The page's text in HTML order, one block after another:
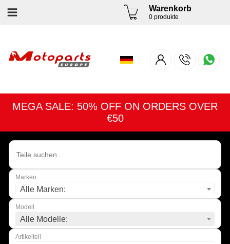
Warenkorb
0 produkte
MEGA SALE: 50% OFF ON ORDERS OVER
€50
Marken
Alle Marken:
Modell
Alle Modelle:
Artikelteil